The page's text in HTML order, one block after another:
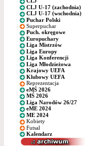
CLJ U-17 (zachodnia)
CLJ U-17 (wschodnia)
Puchar Polski
Superpuchar
Puch. okręgowe
Europuchary
Liga Mistrzów
Liga Europy
Liga Konferencji
Liga Młodzieżowa
Krajowy UEFA
Klubowy UEFA
Reprezentacja
eMŚ 2026
MŚ 2026
Liga Narodów 26/27
eME 2024
ME 2024
Kobiety
Futsal
Kalendarz